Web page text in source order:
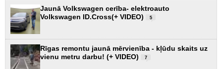
Jaunā Volkswagen cerība- elektroauto
Volkswagen ID.Cross(+ VIDEO)
5
Rīgas remontu jaunā mērvienība - kļūdu skaits uz
vienu metru darbu! (+ VIDEO)
7